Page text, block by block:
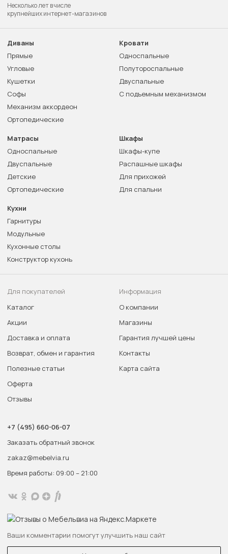
Несколько лет в числе
крупнейших интернет-магазинов
Диваны
Прямые
Угловые
Кушетки
Софы
Механизм аккордеон
Ортопедические
Кровати
Односпальные
Полутороспальные
Двуспальные
С подъемным механизмом
Матрасы
Односпальные
Двуспальные
Детские
Ортопедические
Шкафы
Шкафы-купе
Распашные шкафы
Для прихожей
Для спальни
Кухни
Гарнитуры
Модульные
Кухонные столы
Конструктор кухонь
Для покупателей
Каталог
Акции
Доставка и оплата
Возврат, обмен и гарантия
Полезные статьи
Оферта
Отзывы
Информация
О компании
Магазины
Гарантия лучшей цены
Контакты
Карта сайта
+7 (495) 660-06-07
Заказать обратный звонок
zakaz@mebelvia.ru
Время работы: 09:00 – 21:00
Ваши комментарии помогут улучшить наш сайт